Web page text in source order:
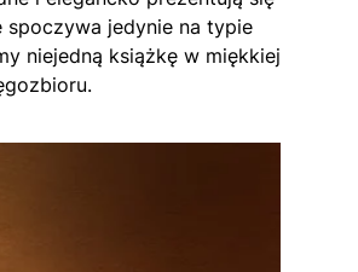
spoczywa jedynie na typie
niejedną książkę w miękkiej